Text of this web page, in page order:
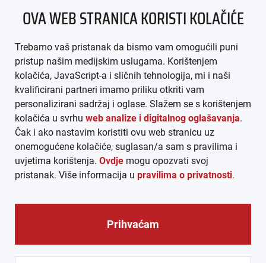
IMPRESSUM
AGB
DATENSCHUTZ
MEDIADATEN
ARHIVA (PDF)
© CROEXPRESS │ INFORMATIVNI MEDIJ HRVATA IZVAN
OVA WEB STRANICA KORISTI KOLAČIĆE
Trebamo vaš pristanak da bismo vam omogućili puni
pristup našim medijskim uslugama. Korištenjem
kolačića, JavaScript-a i sličnih tehnologija, mi i naši
kvalificirani partneri imamo priliku otkriti vam
personalizirani sadržaj i oglase. Slažem se s korištenjem
kolačića u svrhu web analize i digitalnog oglašavanja.
Čak i ako nastavim koristiti ovu web stranicu uz
onemogućene kolačiće, suglasan/a sam s pravilima i
uvjetima korištenja. Ovdje mogu opozvati svoj
pristanak. Više informacija u pravilima o privatnosti.
Prihvaćam